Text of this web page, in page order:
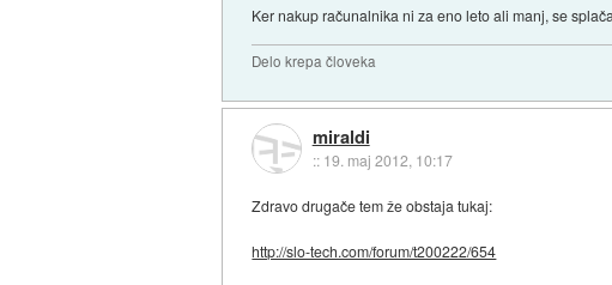
Ker nakup računalnika ni za eno leto ali manj, se
Delo krepa človeka
miraldi
:: 19. maj 2012, 10:17
Zdravo drugače tem že obstaja tukaj:
http://slo-tech.com/forum/t200222/654